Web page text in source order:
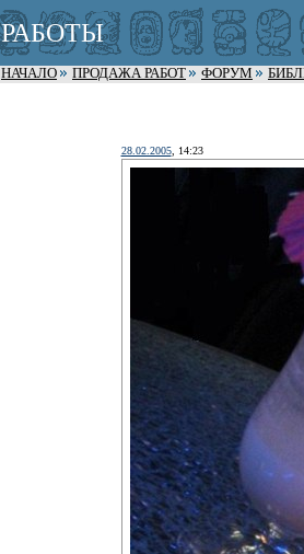
РАБОТЫ
НАЧАЛО ПРОДАЖА РАБОТ ФОРУМ
28.02.2005, 14:23